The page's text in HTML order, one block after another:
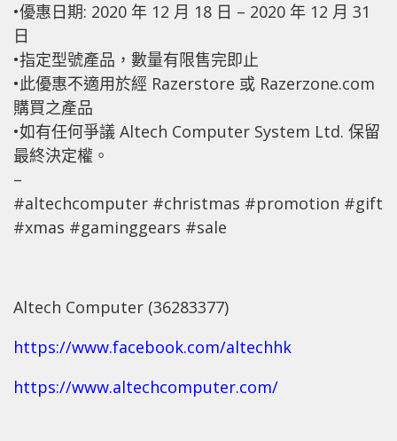
•優惠日期: 2020 年 12 月 18 日 – 2020 年 12 月 31
日
•指定型號產品，數量有限售完即止
•此優惠不適用於經 Razerstore 或 Razerzone.com
購買之產品
•如有任何爭議 Altech Computer System Ltd. 保留
最終決定權。
–
#altechcomputer #christmas #promotion #gift
#xmas #gaminggears #sale
Altech Computer (36283377)
https://www.facebook.com/altechhk
https://www.altechcomputer.com/